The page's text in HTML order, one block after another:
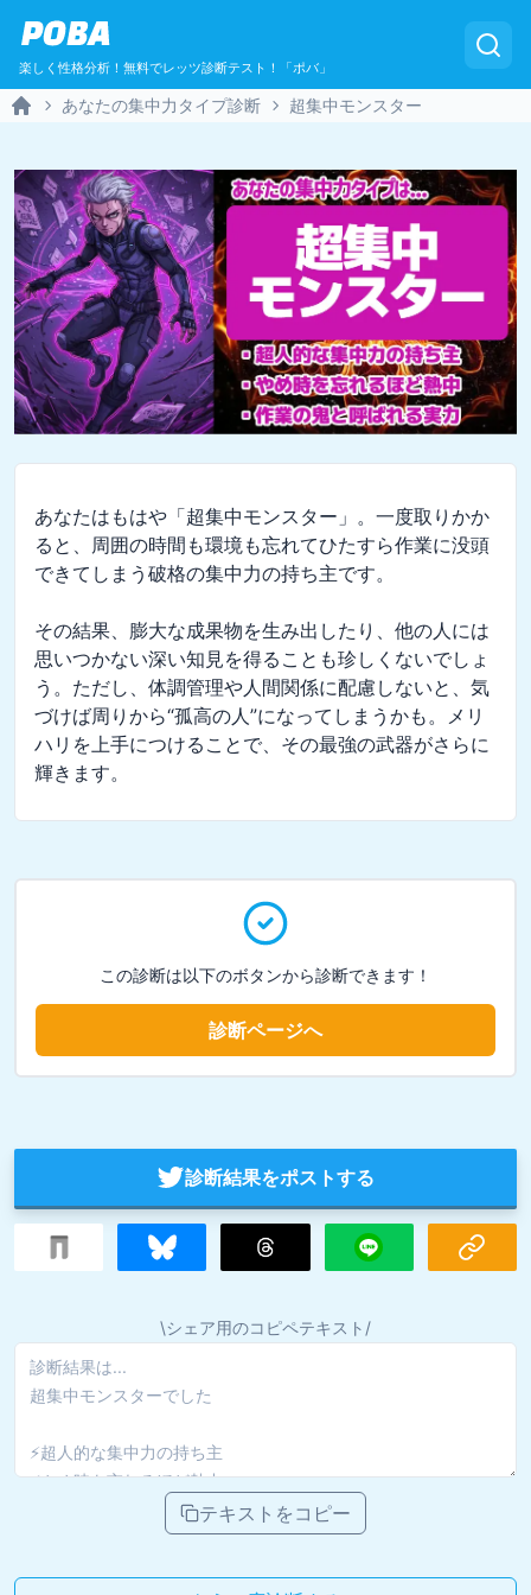
POBA
楽しく性格分析！無料でレッツ診断テスト！「ポバ」
あなたの集中力タイプ診断 超集中モンスター
あなたはもはや「超集中モンスター」。一度取りかか
ると、周囲の時間も環境も忘れてひたすら作業に没頭
できてしまう破格の集中力の持ち主です。
その結果、膨大な成果物を生み出したり、他の人には
思いつかない深い知見を得ることも珍しくないでしょ
う。ただし、体調管理や人間関係に配慮しないと、気
づけば周りから“孤高の人”になってしまうかも。メリ
ハリを上手につけることで、その最強の武器がさらに
輝きます。
この診断は以下のボタンから診断できます！
診断ページへ
診断結果をポストする
\シェア用のコピペテキスト/
テキストをコピー